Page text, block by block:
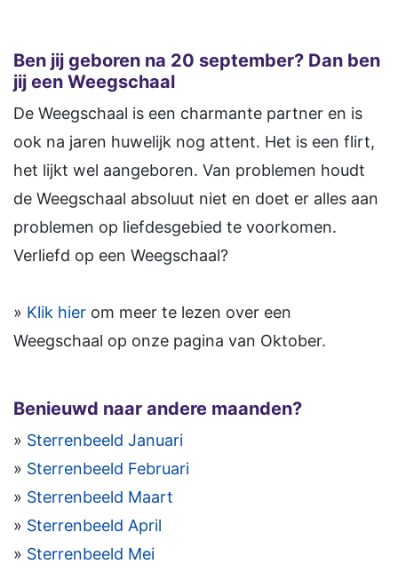
Ben jij geboren na 20 september? Dan ben
jij een Weegschaal
De Weegschaal is een charmante partner en is
ook na jaren huwelijk nog attent. Het is een flirt,
het lijkt wel aangeboren. Van problemen houdt
de Weegschaal absoluut niet en doet er alles aan
problemen op liefdesgebied te voorkomen.
Verliefd op een Weegschaal?
» Klik hier om meer te lezen over een
Weegschaal op onze pagina van Oktober.
Benieuwd naar andere maanden?
» Sterrenbeeld Januari
» Sterrenbeeld Februari
» Sterrenbeeld Maart
» Sterrenbeeld April
» Sterrenbeeld Mei